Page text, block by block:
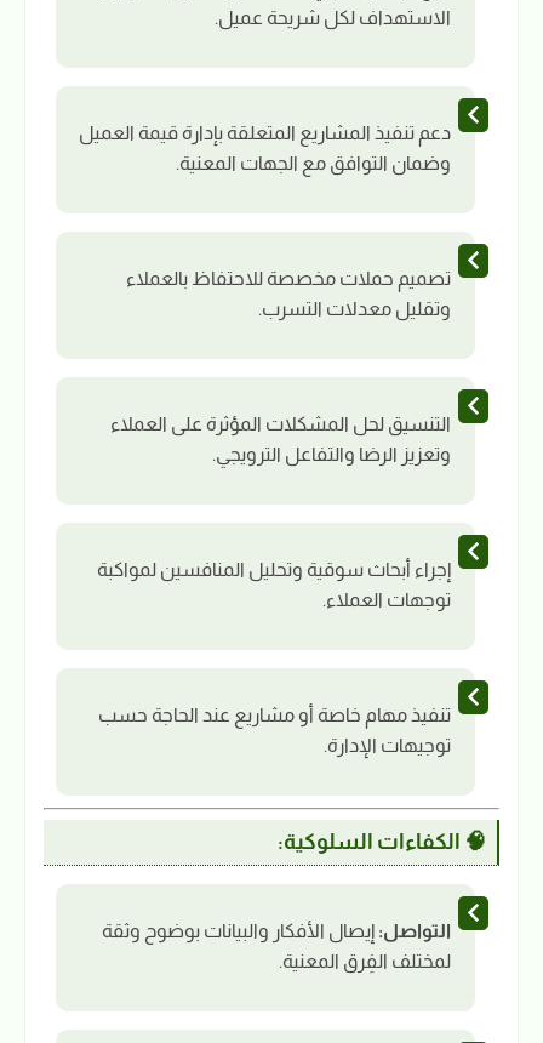
الاستهداف لكل شريحة عميل.
دعم تنفيذ المشاريع المتعلقة بإدارة قيمة العميل
وضمان التوافق مع الجهات المعنية.
تصميم حملات مخصصة للاحتفاظ بالعملاء
وتقليل معدلات التسرب.
التنسيق لحل المشكلات المؤثرة على العملاء
وتعزيز الرضا والتفاعل الترويجي.
إجراء أبحاث سوقية وتحليل المنافسين لمواكبة
توجهات العملاء.
تنفيذ مهام خاصة أو مشاريع عند الحاجة حسب
توجيهات الإدارة.
🧠 الكفاءات السلوكية:
التواصل: إيصال الأفكار والبيانات بوضوح وثقة
لمختلف الفِرق المعنية.